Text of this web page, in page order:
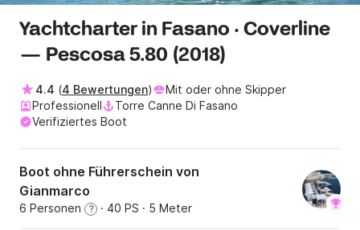
Yachtcharter in Fasano · Coverline
— Pescosa 5.80 (2018)
4.4 (4 Bewertungen)
Mit oder ohne Skipper
Professionell
Torre Canne Di Fasano
Verifiziertes Boot
Boot ohne Führerschein von
Gianmarco
6 Personen ? · 40 PS · 5 Meter